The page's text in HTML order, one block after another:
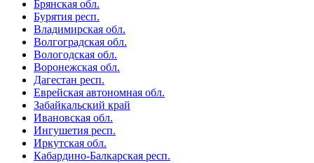
Брянская обл.
Бурятия респ.
Владимирская обл.
Волгоградская обл.
Вологодская обл.
Воронежская обл.
Дагестан респ.
Еврейская автономная обл.
Забайкальский край
Ивановская обл.
Ингушетия респ.
Иркутская обл.
Кабардино-Балкарская респ.